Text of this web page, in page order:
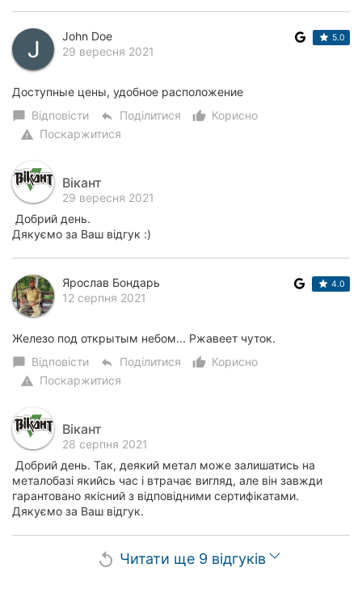
John Doe
29 вересня 2021
5.0
Доступные цены, удобное расположение
chat_bubble Відповісти reply Поділитися thumb_up_alt
Корисно
warning Поскаржитися
Вікант
29 вересня 2021
Добрий день.
Дякуємо за Ваш відгук :)
Ярослав Бондарь
12 серпня 2021
4.0
Железо под открытым небом... Ржавеет чуток.
chat_bubble Відповісти reply Поділитися thumb_up_alt
Корисно
warning Поскаржитися
Вікант
28 серпня 2021
Добрий день. Так, деякий метал може залишатись на
металобазі якийсь час і втрачає вигляд, але він завжди
гарантовано якісний з відповідними сертифікатами.
Дякуємо за Ваш відгук.
replay Читати ще 9 відгуків